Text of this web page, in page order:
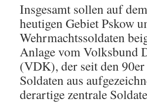
Insgesamt sollen auf
heutigen Gebiet Pskow
Wehrmachtssoldaten
Anlage vom Volksbund
(VDK), der seit den
Soldaten aus
derartige zentrale